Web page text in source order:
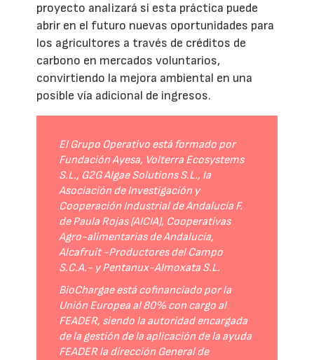
proyecto analizará si esta práctica puede
abrir en el futuro nuevas oportunidades para
los agricultores a través de créditos de
carbono en mercados voluntarios,
convirtiendo la mejora ambiental en una
posible vía adicional de ingresos.
El Grupo Operativo está formado por
Fundación Ayesa, Volterra Ecosystems
S.L., G2G Algae Solutions S.L., la
Asociación de Investigación y
Cooperación Industrial de Andalucía F.
de Paula Rojas (AICIA), Cooperativas
Agro-alimentarias de Andalucía,
Alcafruit -Productores del Campo
S.C.A.- y Pentanux-Almoxata S.L.
BioChargae está cofinanciado por la
Unión Europea al 80% con cargo al
FEADER, siendo la autoridad encargada
de la gestión de la aplicación de la ayuda
FEADER la dirección General de